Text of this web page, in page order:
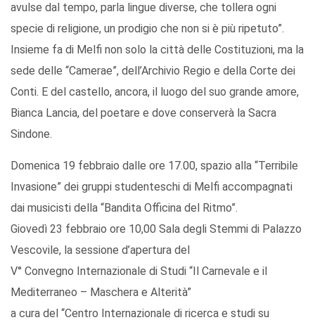
avulse dal tempo, parla lingue diverse, che tollera ogni
specie di religione, un prodigio che non si è più ripetuto”.
Insieme fa di Melfi non solo la città delle Costituzioni, ma la
sede delle “Camerae”, dell’Archivio Regio e della Corte dei
Conti. E del castello, ancora, il luogo del suo grande amore,
Bianca Lancia, del poetare e dove conserverà la Sacra
Sindone.
Domenica 19 febbraio dalle ore 17.00, spazio alla “Terribile
Invasione” dei gruppi studenteschi di Melfi accompagnati
dai musicisti della “Bandita Officina del Ritmo”.
Giovedì 23 febbraio ore 10,00 Sala degli Stemmi di Palazzo
Vescovile, la sessione d’apertura del
V° Convegno Internazionale di Studi “Il Carnevale e il
Mediterraneo – Maschera e Alterità”
a cura del “Centro Internazionale di ricerca e studi su